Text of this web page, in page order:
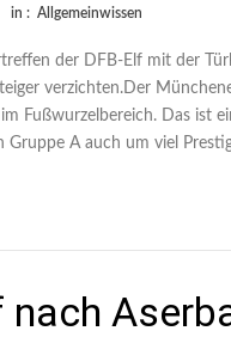
in : Allgemeinwissen
der DFB-Elf mit der
verzichten.Der
im Fußwurzelbereich. Das ist
Gruppe A auch um viel
nach